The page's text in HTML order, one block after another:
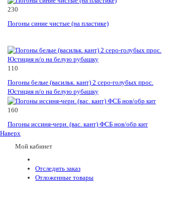
230
Погоны синие чистые (на пластике)
110
Погоны белые (васильк. кант) 2 серо-голубых прос.
Юстиция н/о на белую рубашку
160
Погоны иссиня-черн. (вас. кант) ФСБ нов/обр кит
Наверх
Мой кабинет
Отследить заказ
Отложенные товары